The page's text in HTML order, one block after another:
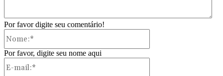
Por favor digite seu comentário!
Por favor, digite seu nome aqui